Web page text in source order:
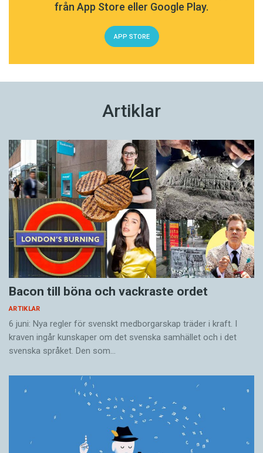
från App Store eller Google Play.
APP STORE
Artiklar
Bacon till böna och vackraste ordet
ARTIKLAR
6 juni: Nya regler för svenskt medborgarskap träder i kraft. I
kraven ingår kunskaper om det svenska samhället och i det
svenska språket. Den som…